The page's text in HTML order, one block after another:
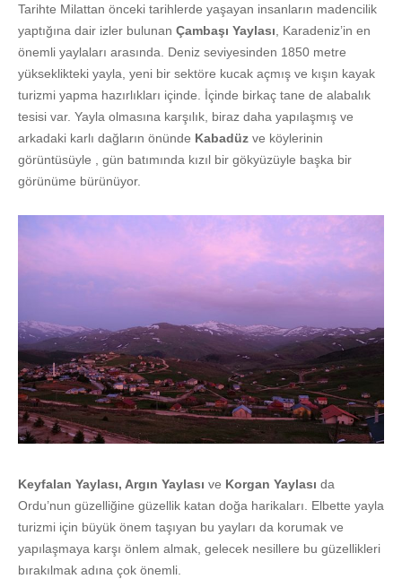
Tarihte Milattan önceki tarihlerde yaşayan insanların madencilik
yaptığına dair izler bulunan Çambaşı Yaylası , Karadeniz’in en
önemli yaylaları arasında. Deniz seviyesinden 1850 metre
yükseklikteki yayla, yeni bir sektöre kucak açmış ve kışın kayak
turizmi yapma hazırlıkları içinde. İçinde birkaç tane de alabalık
tesisi var. Yayla olmasına karşılık, biraz daha yapılaşmış ve
arkadaki karlı dağların önünde Kabadüz ve köylerinin
görüntüsüyle , gün batımında kızıl bir gökyüzüyle başka bir
görünüme bürünüyor.
Keyfalan Yaylası, Argın Yaylası ve Korgan Yaylası da
Ordu’nun güzelliğine güzellik katan doğa harikaları. Elbette yayla
turizmi için büyük önem taşıyan bu yayları da korumak ve
yapılaşmaya karşı önlem almak, gelecek nesillere bu güzellikleri
bırakılmak adına çok önemli.